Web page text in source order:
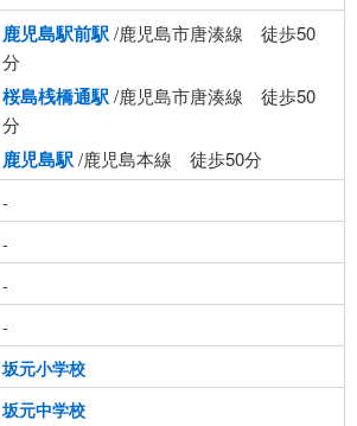
鹿児島駅前駅/鹿児島市唐湊線 徒歩50
分
桜島桟橋通駅/鹿児島市唐湊線 徒歩50
分
鹿児島駅/鹿児島本線 徒歩50分
-
-
-
-
坂元小学校
坂元中学校